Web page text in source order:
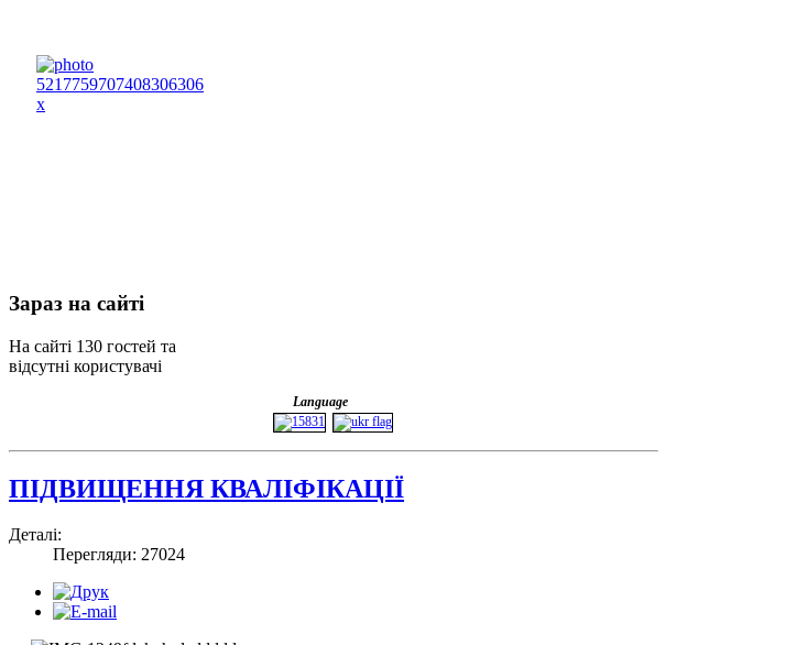
Зараз на сайті
На сайті 130 гостей та
відсутні користувачі
Language
ПІДВИЩЕННЯ КВАЛІФІКАЦІЇ
Деталі:
Перегляди: 27024